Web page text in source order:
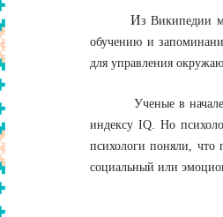
Из Википедии
обучению и
для управления
Ученые в начале 20
индексу IQ. Но
психологи поняли, что
социальный или